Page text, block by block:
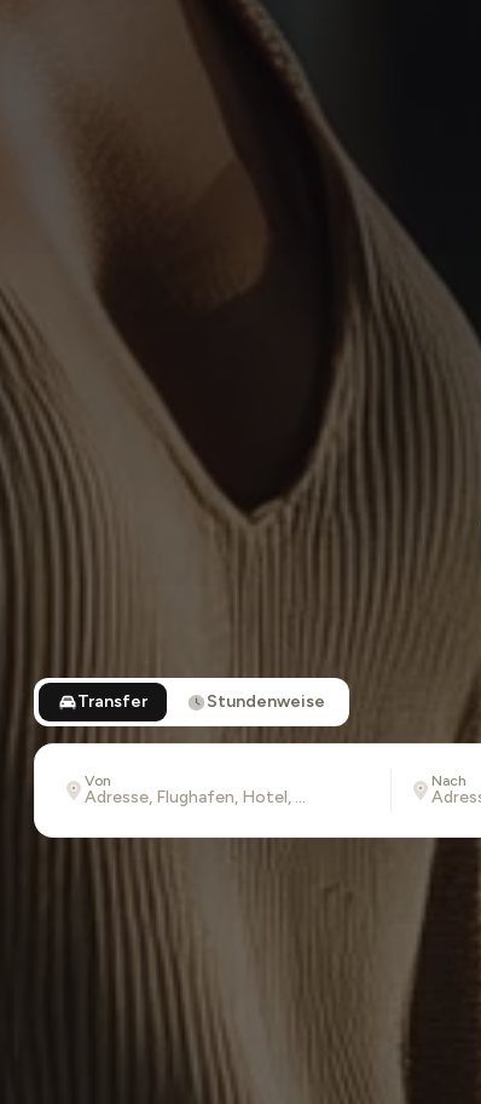
Transfer Stundenweise
Von Nach